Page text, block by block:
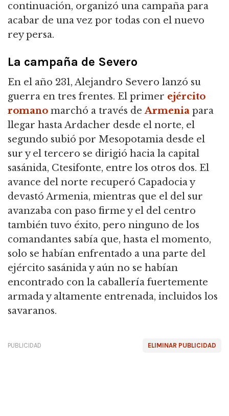
continuación, organizó una campaña para
acabar de una vez por todas con el nuevo
rey persa.
La campaña de Severo
En el año 231, Alejandro Severo lanzó su
guerra en tres frentes. El primer ejército
romano marchó a través deArmenia para
llegar hasta Ardacher desde el norte, el
segundo subió por Mesopotamia desde el
sur y el tercero se dirigió hacia la capital
sasánida, Ctesifonte, entre los otros dos. El
avance del norte recuperó Capadocia y
devastó Armenia, mientras que el del sur
avanzaba con paso firme y el del centro
también tuvo éxito, pero ninguno de los
comandantes sabía que, hasta el momento,
solo se habían enfrentado a una parte del
ejército sasánida y aún no se habían
encontrado con la caballería fuertemente
armada y altamente entrenada, incluidos los
savaranos.
ELIMINAR PUBLICIDAD
PUBLICIDAD